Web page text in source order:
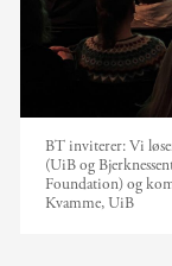
BT inviterer: Vi
(UiB og
Foundation) og
Kvamme, UiB